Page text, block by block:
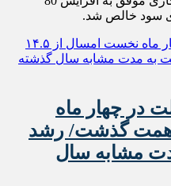
در چهار ماه
امسال از ۱۴.۵ همت گذشت/ رشد
مشابه سال